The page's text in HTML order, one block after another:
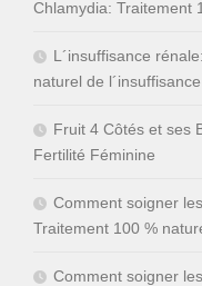
Chlamydia: Traitement
L´insuffisance
naturel de
Fruit 4 Côtés et ses
Fertilité Féminine
Comment soigner
Traitement 100 %
Comment soigner